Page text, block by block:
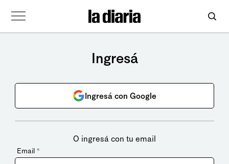
Ingresá
Ingresá con Google
O ingresá con tu email
Email *